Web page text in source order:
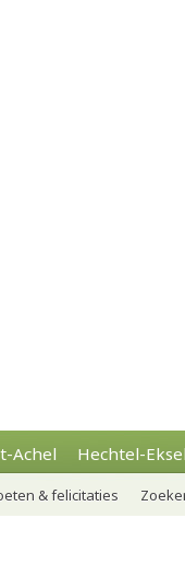
Achel Hechtel-
& felicitaties